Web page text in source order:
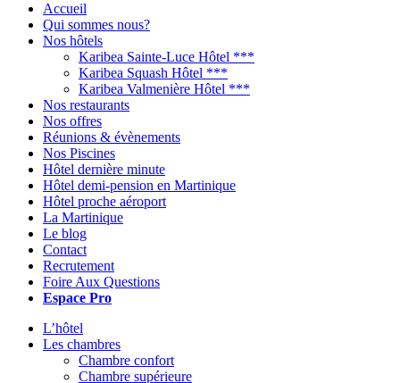
Accueil
Qui sommes nous?
Nos hôtels
Karibea Sainte-Luce Hôtel ***
Karibea Squash Hôtel ***
Karibea Valmenière Hôtel ***
Nos restaurants
Nos offres
Réunions & évènements
Nos Piscines
Hôtel dernière minute
Hôtel demi-pension en Martinique
Hôtel proche aéroport
La Martinique
Le blog
Contact
Recrutement
Foire Aux Questions
Espace Pro
L’hôtel
Les chambres
Chambre confort
Chambre supérieure